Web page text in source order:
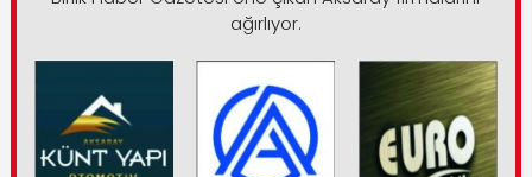
ağırlıyor.